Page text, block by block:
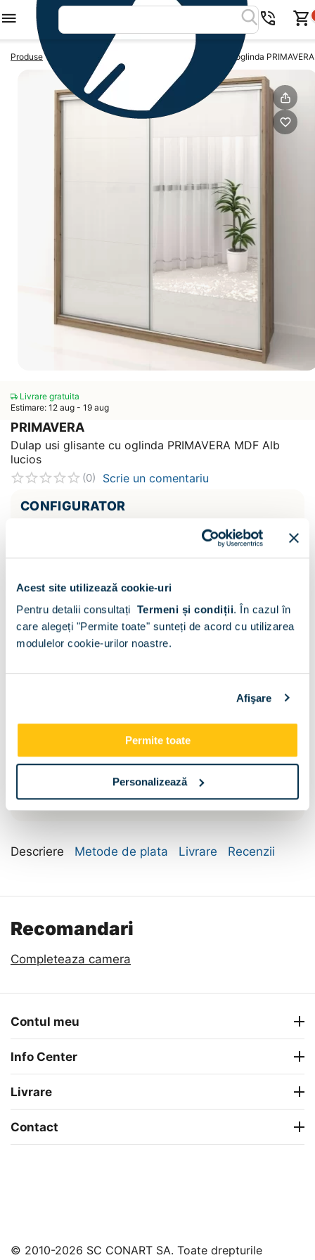
Acest site utilizează cookie-uri
Pentru detalii consultați Termeni și condiții. În cazul în
care alegeți "Permite toate" sunteți de acord cu utilizarea
modulelor cookie-urilor noastre.
Afişare
Permite toate
Personalizează
Produse Dulapuri usi glisante Dulap usi glisante cu oglinda
Livrare gratuita
Estimare: 12 aug - 19 aug
PRIMAVERA
Dulap usi glisante cu oglinda PRIMAVERA MDF Alb
lucios
(0) Scrie un comentariu
CONFIGURATOR
Sertare :
Fara
Dimensiune:
155x60x225
185x60x205
205x60x205 205x60x225
Descriere Metode de plata Livrare Recenzii
Recomandari
Completeaza camera
Contul meu
Info Center
Livrare
Contact
© 2010-2026 SC CONART SA. Toate drepturile